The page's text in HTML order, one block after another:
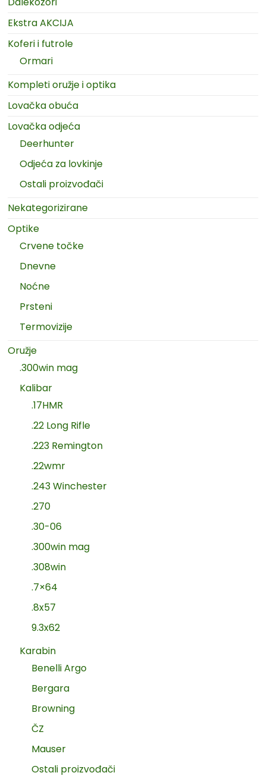
Ekstra AKCIJA
Koferi i futrole
Ormari
Kompleti oružje i optika
Lovačka obuća
Lovačka odjeća
Deerhunter
Odjeća za lovkinje
Ostali proizvođači
Nekategorizirane
Optike
Crvene točke
Dnevne
Noćne
Prsteni
Termovizije
Oružje
.300win mag
Kalibar
.17HMR
.22 Long Rifle
.223 Remington
.22wmr
.243 Winchester
.270
.30-06
.300win mag
.308win
.7×64
.8x57
9.3x62
Karabin
Benelli Argo
Bergara
Browning
ČZ
Mauser
Ostali proizvođači